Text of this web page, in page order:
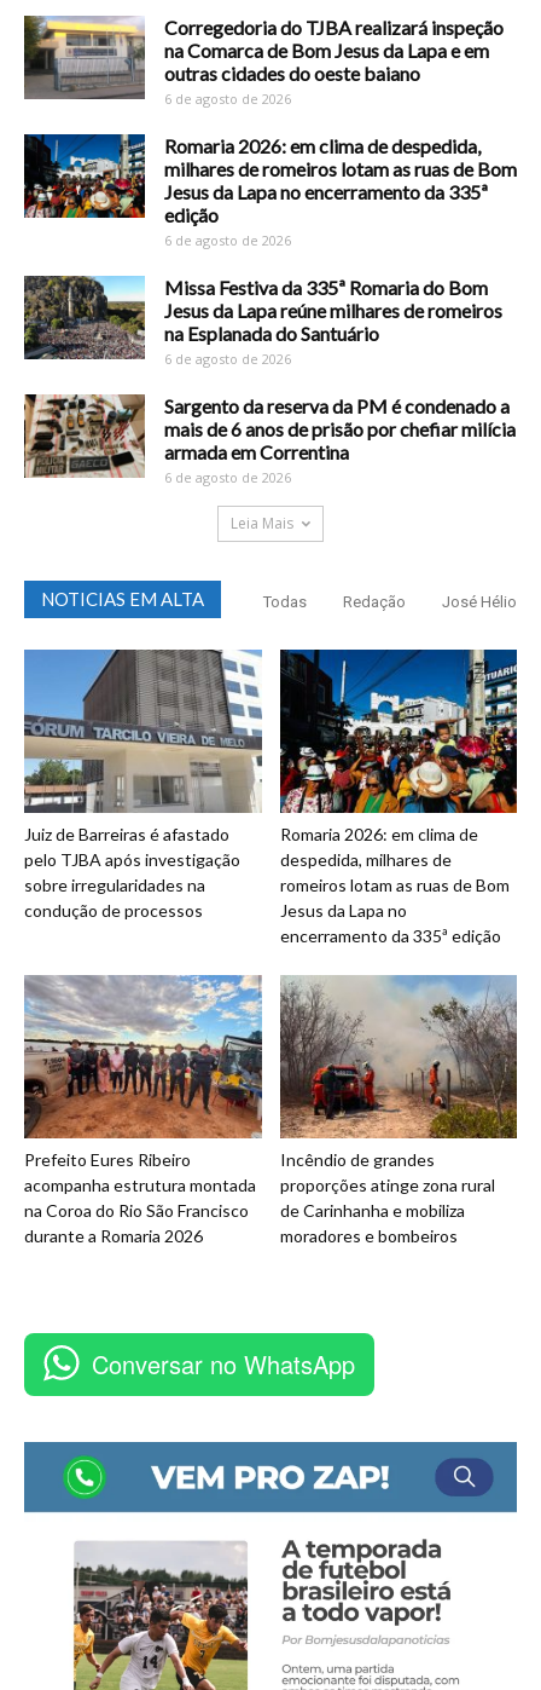
Corregedoria do TJBA realizará inspeção
na Comarca de Bom Jesus da Lapa e em
outras cidades do oeste baiano
6 de agosto de 2026
Romaria 2026: em clima de despedida,
milhares de romeiros lotam as ruas de Bom
Jesus da Lapa no encerramento da 335ª
edição
6 de agosto de 2026
Missa Festiva da 335ª Romaria do Bom
Jesus da Lapa reúne milhares de romeiros
na Esplanada do Santuário
6 de agosto de 2026
Sargento da reserva da PM é condenado a
mais de 6 anos de prisão por chefiar milícia
armada em Correntina
6 de agosto de 2026
Leia Mais
NOTICIAS EM ALTA Todas Redação José Hélio
Juiz de Barreiras é afastado
pelo TJBA após investigação
sobre irregularidades na
condução de processos
Romaria 2026: em clima de
despedida, milhares de
romeiros lotam as ruas de Bom
Jesus da Lapa no
encerramento da 335ª edição
Prefeito Eures Ribeiro
acompanha estrutura montada
na Coroa do Rio São Francisco
durante a Romaria 2026
Incêndio de grandes
proporções atinge zona rural
de Carinhanha e mobiliza
moradores e bombeiros
Conversar no WhatsApp